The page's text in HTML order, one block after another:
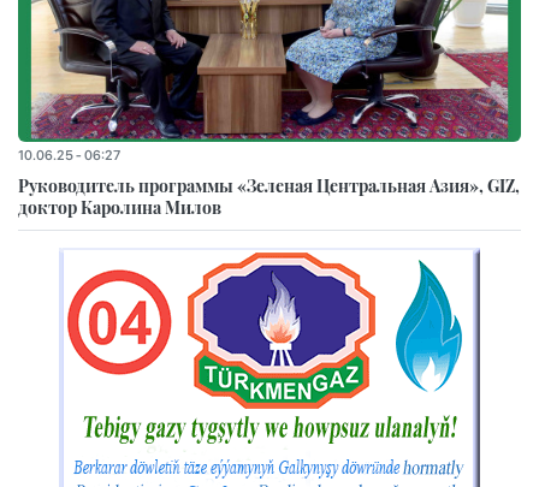
10.06.25 - 06:27
Руководитель программы «Зеленая Центральная Азия», GIZ,
доктор Каролина Милов